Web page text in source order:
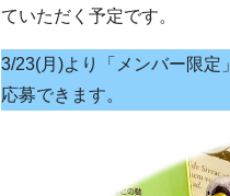
ていただく予定です。
3/23(月)より「メンバー限
応募できます。